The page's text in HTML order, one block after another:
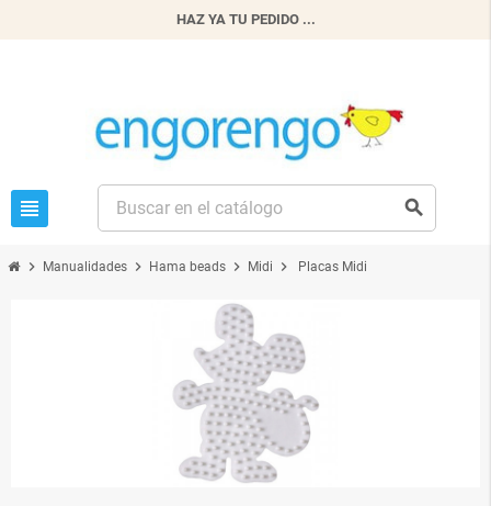
HAZ YA TU PEDIDO ...
view_headline search
chevron_right Manualidades chevron_right Hama beads chevron_right Midi chevron_right Placas Midi